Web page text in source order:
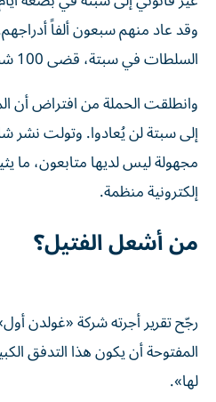
وقد عاد منهم سبعون ألفاً
السلطات في سبتة، قضى 100 شخص معظمهم غرقاً.
وانطلقت الحملة من افتراض أن
إلى سبتة لن يُعادوا. وتولت نشر
مجهولة ليس لديها متابعون، ما
إلكترونية منظمة.
من أشعل الفتيل؟
رجّح تقرير أجرته شركة «غولدن
المفتوحة أن يكون هذا التدفق
لها».